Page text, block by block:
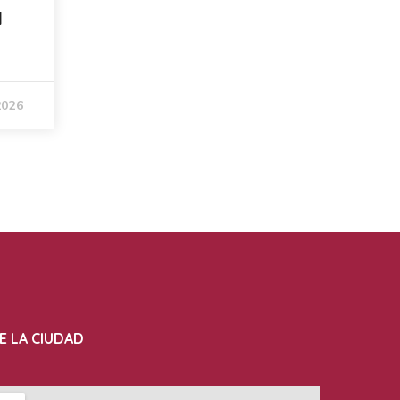
LA CIUDAD